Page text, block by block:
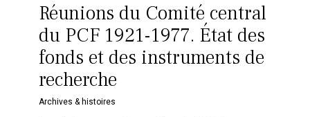
Réunions du Comité central
du PCF 1921-1977. État des
fonds et des instruments de
recherche
Archives & histoires